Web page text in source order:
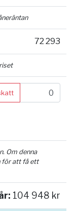
72 293
Om denna
för att få ett
104 948 kr